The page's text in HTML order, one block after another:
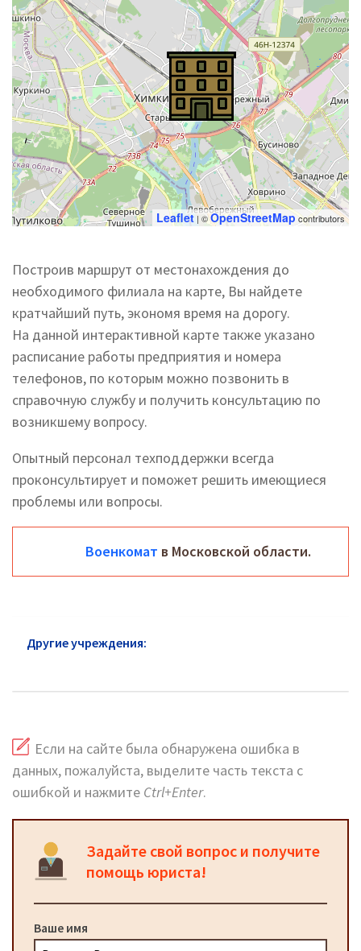
Leaflet | ©OpenStreetMapcontributors
Построив маршрут от местонахождения до
необходимого филиала на карте, Вы найдете
кратчайший путь, экономя время на дорогу.
На данной интерактивной карте также указано
расписание работы предприятия и номера
телефонов, по которым можно позвонить в
справочную службу и получить консультацию по
возникшему вопросу.
Опытный персонал техподдержки всегда
проконсультирует и поможет решить имеющиеся
проблемы или вопросы.
Военкомат в Московской области.
Другие учреждения:
Если на сайте была обнаружена ошибка в
данных, пожалуйста, выделите часть текста с
ошибкой и нажмите Ctrl+Enter.
Задайте свой вопрос и получите
помощь юриста!
Ваше имя